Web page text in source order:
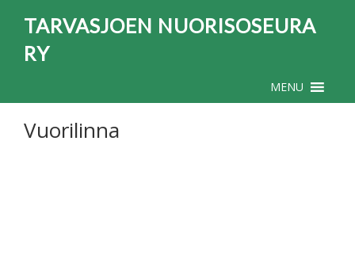
TARVASJOEN NUORISOSEURA
RY
MENU
Vuorilinna